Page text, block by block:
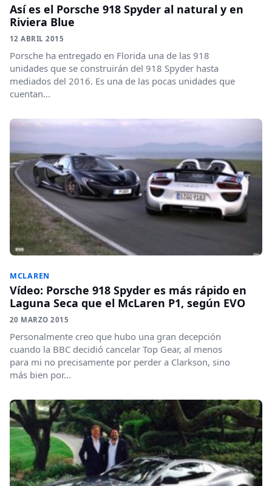
Así es el Porsche 918 Spyder al natural y en
Riviera Blue
12 ABRIL 2015
Porsche ha entregado en Florida una de las 918
unidades que se construirán del 918 Spyder hasta
mediados del 2016. Es una de las pocas unidades que
cuentan...
MCLAREN
Vídeo: Porsche 918 Spyder es más rápido en
Laguna Seca que el McLaren P1, según EVO
20 MARZO 2015
Personalmente creo que hubo una gran decepción
cuando la BBC decidió cancelar Top Gear, al menos
para mi no precisamente por perder a Clarkson, sino
más bien por...